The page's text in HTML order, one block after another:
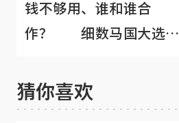
钱不够用、谁和谁合
作？ 细数马国大选四
猜你喜欢